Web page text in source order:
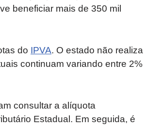
beneficiar mais de 350 mil
do IPVA. O estado não realiza
continuam variando entre 2%
consultar a alíquota
Estadual. Em seguida, é